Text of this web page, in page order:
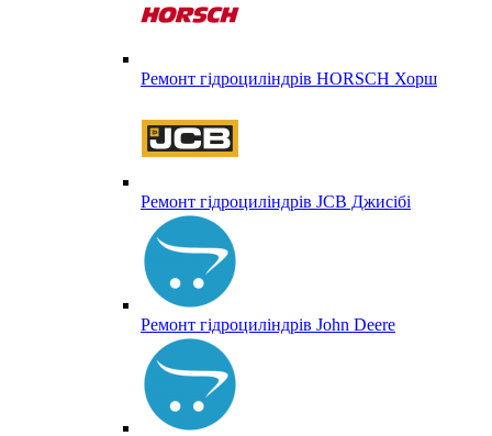
Ремонт гідроциліндрів HORSCH Хорш
Ремонт гідроциліндрів JCB Джисібі
Ремонт гідроциліндрів John Deere